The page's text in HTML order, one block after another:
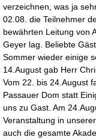
verzeichnen, was ja
02.08. die Teilnehmer
bewährten Leitung von
Geyer lag. Beliebte
Sommer wieder einige
14.August gab Herr
Vom 22. bis 24.August
Passauer Dom statt
uns zu Gast. Am
Veranstaltung in
auch die gesamte